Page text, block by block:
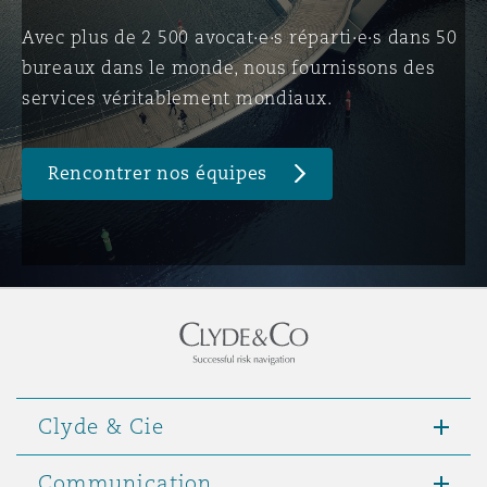
Avec plus de 2 500 avocat·e·s réparti·e·s dans 50
bureaux dans le monde, nous fournissons des
services véritablement mondiaux.
Rencontrer nos équipes
Clyde & Cie